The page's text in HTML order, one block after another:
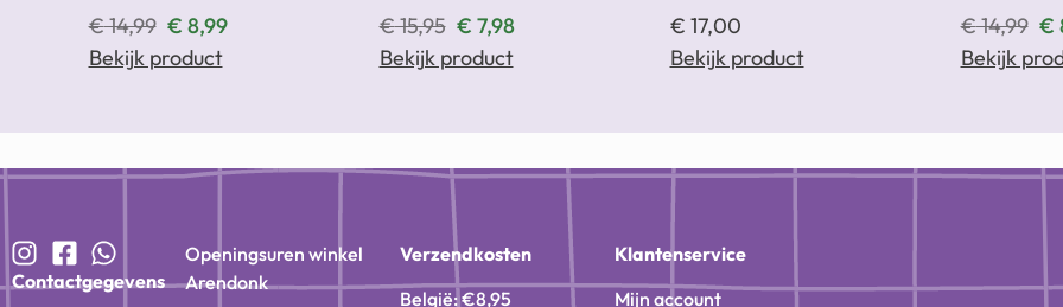
€14,99 € 8,99
Bekijk product
€15,95 € 7,98
Bekijk product
€ 17,00
Bekijk product
€14,99 €
Bekijk
Contactgegevens
Openingsuren winkel
Arendonk
Verzendkosten
België: €8,95
Klantenservice
Mijn account